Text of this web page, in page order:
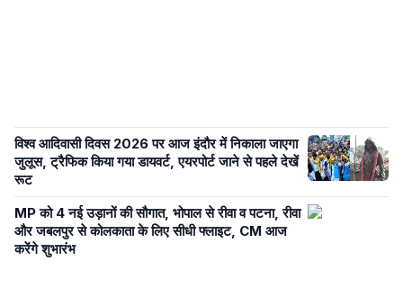
विश्व आदिवासी दिवस 2026 पर आज इंदौर में निकाला जाएगा
जुलूस, ट्रैफिक किया गया डायवर्ट, एयरपोर्ट जाने से पहले देखें
रूट
MP को 4 नई उड़ानों की सौगात, भोपाल से रीवा व पटना, रीवा
और जबलपुर से कोलकाता के लिए सीधी फ्लाइट, CM आज
करेंगे शुभारंभ